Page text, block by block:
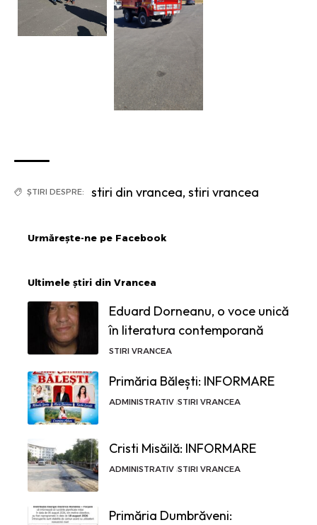
ȘTIRI DESPRE: stiri din vrancea, stiri vrancea
Urmărește-ne pe Facebook
Ultimele știri din Vrancea
Eduard Dorneanu, o voce unică
în literatura contemporană
STIRI VRANCEA
Primăria Bălești: INFORMARE
ADMINISTRATIV STIRI VRANCEA
Cristi Misăilă: INFORMARE
ADMINISTRATIV STIRI VRANCEA
Primăria Dumbrăveni: